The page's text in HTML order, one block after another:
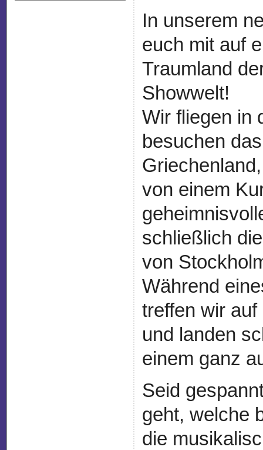
In unserem
euch mit auf
Traumland
Showwelt!
Wir fliegen in
besuchen
von einem
schließlich
von
Während
treffen wir
und landen
einem ganz
Seid
geht, welche
die